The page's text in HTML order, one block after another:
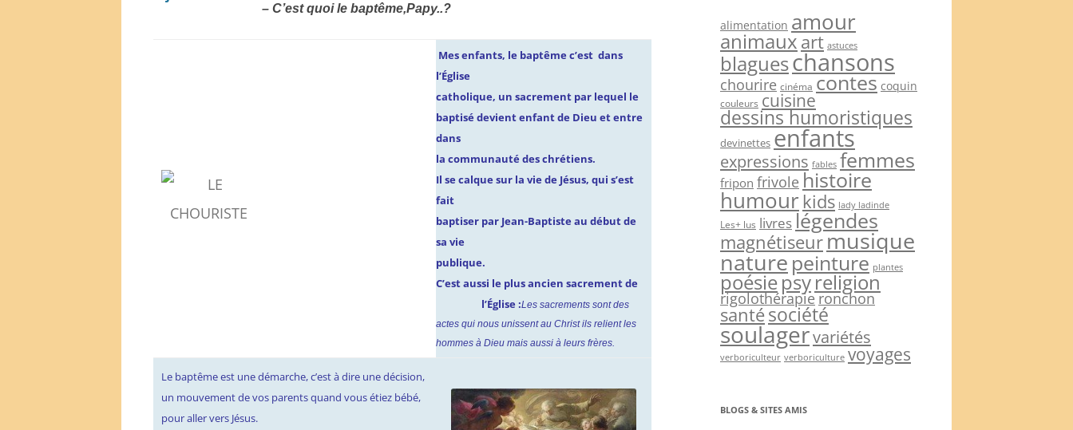
– C’est quoi le baptême,Papy..?
Mes enfants, le baptême c’est dans
l’Église
catholique, un sacrement par lequel le
baptisé devient enfant de Dieu et entre
dans
la communauté des chrétiens.
Il se calque sur la vie de Jésus, qui s’est
fait
baptiser par Jean-Baptiste au début de
sa vie
publique.
C’est aussi le plus ancien sacrement de
l’Église :Les sacrements sont des
actes qui nous unissent au Christ ils relient les
hommes à Dieu mais aussi à leurs frères.
Le baptême est une démarche, c’est à dire une décision,
un mouvement de vos parents quand vous étiez bébé,
pour aller vers Jésus.
alimentation amour
animauxart astuces
blagueschansons
chourire cinéma contes coquin
couleurs cuisine
dessins humoristiques
devinettes enfants
expressions fables femmes
fripon frivole histoire
humour kids lady ladinde
Les+ lus livreslégendes
magnétiseurmusique
naturepeinture plantes
poésiepsyreligion
rigolothérapieronchon
santésociété
soulagervariétés
verboriculteur verboriculture voyages
BLOGS & SITES AMIS